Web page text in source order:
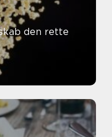
den rette